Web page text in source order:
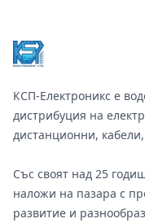
КСП-Електроникс е
дистрибуция на
дистанционни,
Със своят над 25
наложи на пазара с
развитие и